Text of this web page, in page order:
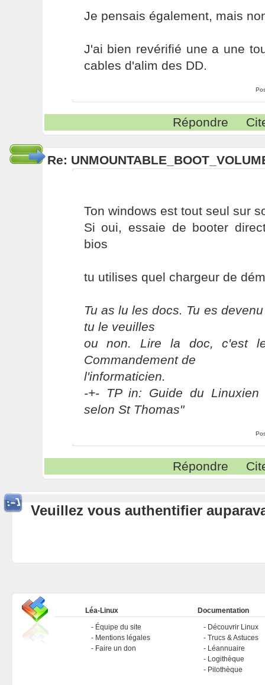
Je pensais également, mais
J'ai bien revérifié une a une
cables d'alim des DD.
Répondre
Re:
Ton windows est tout seul sur
Si oui, essaie de booter
bios
tu utilises quel chargeur de
Tu as lu les docs. Tu es
tu le veuilles
ou non. Lire la doc, c'est
Commandement de
l'informaticien.
-+- TP in: Guide du Linuxien
selon St Thomas"
Répondre
Veuillez vous authentifier
Léa-Linux
Équipe du site
Mentions légales
Faire un don
Documentation
Découvrir Linux
Trucs & Astuces
Léannuaire
Logithèque
Pilothèque